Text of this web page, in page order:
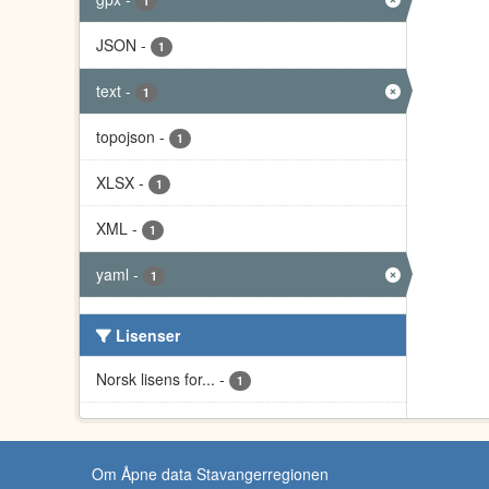
JSON - 1
text - 1
topojson - 1
XLSX - 1
XML - 1
yaml - 1
Lisenser
Norsk lisens for... - 1
Om Åpne data Stavangerregionen